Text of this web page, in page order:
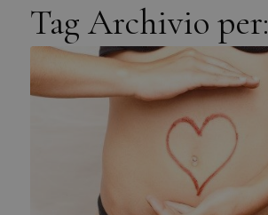
Tag Archivio per: